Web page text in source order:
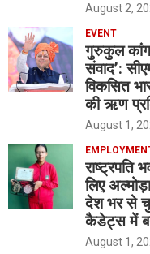
August 2,
EVENT
गुरुकुल
संवाद’:
विकसित
की ऋण
August 1,
राष्ट्रपति
लिए
देश भर से
कैडेट्स में
August 1,